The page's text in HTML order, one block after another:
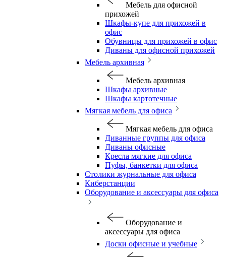
Мебель для офисной
прихожей
Шкафы-купе для прихожей в
офис
Обувницы для прихожей в офис
Диваны для офисной прихожей
Мебель архивная
Мебель архивная
Шкафы архивные
Шкафы картотечные
Мягкая мебель для офиса
Мягкая мебель для офиса
Диванные группы для офиса
Диваны офисные
Кресла мягкие для офиса
Пуфы, банкетки для офиса
Столики журнальные для офиса
Киберстанции
Оборудование и аксессуары для офиса
Оборудование и
аксессуары для офиса
Доски офисные и учебные